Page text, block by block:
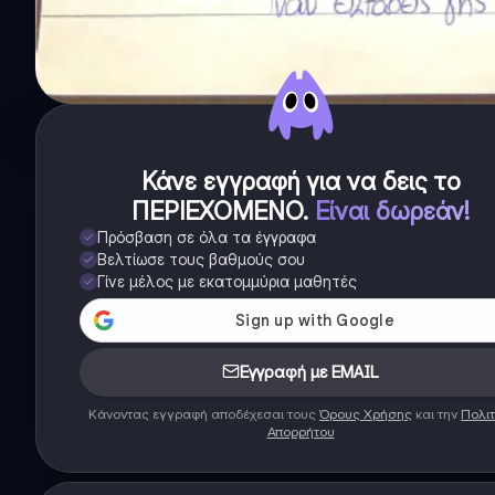
Κάνε εγγραφή για να δεις το
ΠΕΡΙΕΧΟΜΕΝΟ. Είναι δωρεάν!
Πρόσβαση σε όλα τα έγγραφα
Βελτίωσε τους βαθμούς σου
Γίνε μέλος με εκατομμύρια μαθητές
Εγγραφή με EMAIL
Κάνοντας εγγραφή αποδέχεσαι τους Όρους Χρήσης και την
Απορρήτου